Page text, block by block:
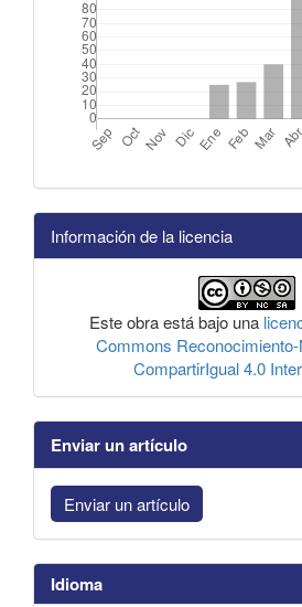
Información de la licencia
Este obra está bajo una
Commons
CompartirIgual 4.0
Enviar un artículo
Enviar un artículo
Idioma